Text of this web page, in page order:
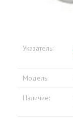
Указатель:
Модель:
Наличие: